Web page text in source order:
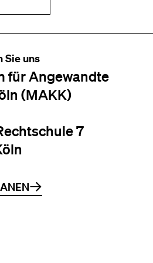
Sie uns
für Angewandte
(MAKK)
7